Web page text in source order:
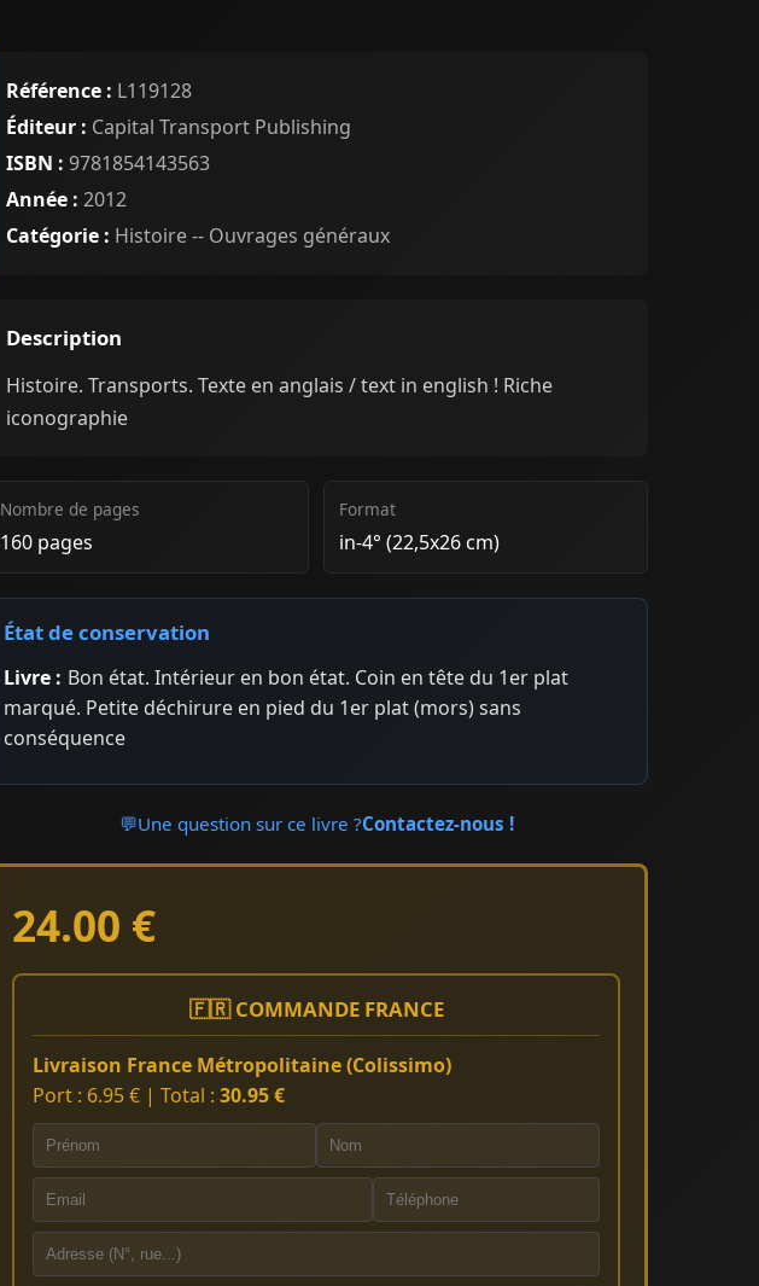
Référence : L119128
Éditeur : Capital Transport Publishing
ISBN : 9781854143563
Année : 2012
Catégorie : Histoire -- Ouvrages généraux
Description
Histoire. Transports. Texte en anglais / text in english ! Riche
iconographie
Nombre de pages
160 pages
Format
in-4° (22,5x26 cm)
État de conservation
Livre : Bon état. Intérieur en bon état. Coin en tête du 1er plat
marqué. Petite déchirure en pied du 1er plat (mors) sans
conséquence
💬Une question sur ce livre ?Contactez-nous !
24.00 €
🇫🇷 COMMANDE FRANCE
Livraison France Métropolitaine (Colissimo)
Port : 6.95 € | Total : 30.95 €